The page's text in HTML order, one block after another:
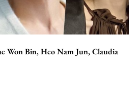
Won Bin, Heo Nam Jun, Claudia